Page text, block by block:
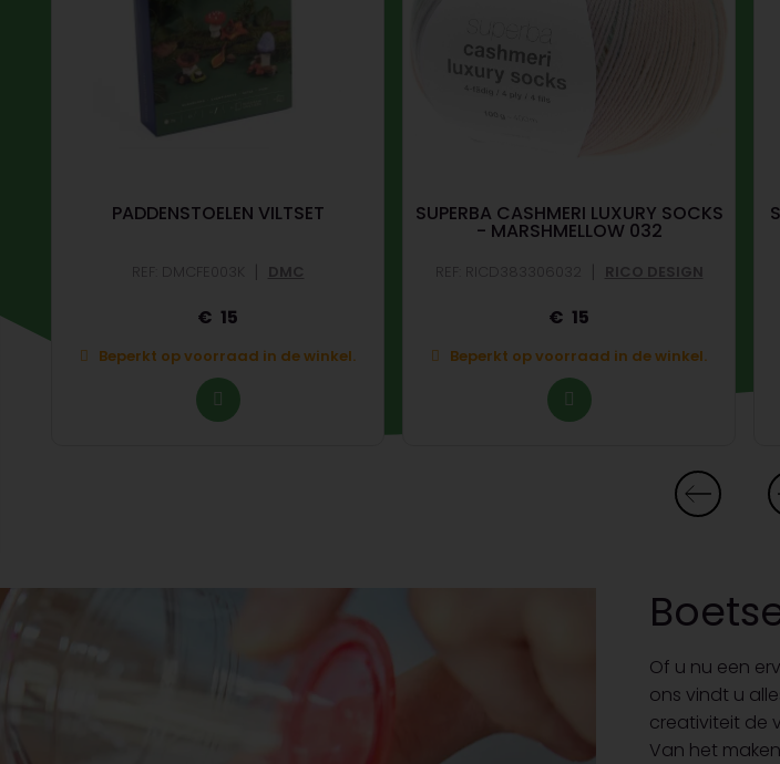
PADDENSTOELEN VILTSET
| DMC
15
Beperkt op voorraad in de winkel.
SUPERBA CASHMERI LUXURY SOCKS
- MARSHMELLOW 032
| RICO DESIGN
15
Beperkt op voorraad in de winkel.
Of u nu een
ons vindt u
creativiteit de
Van het